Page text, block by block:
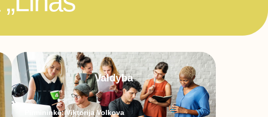
Valdyba
Pirmininkė: Viktorija Volkova